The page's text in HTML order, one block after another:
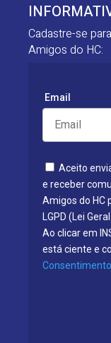
Cadastre-se
Amigos do HC:
Email
Aceito
e receber
Amigos do HC
LGPD (Lei
Ao clicar em
está ciente e